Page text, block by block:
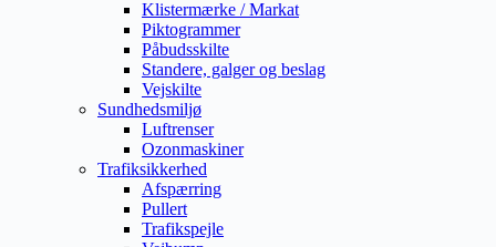
Klistermærke / Markat
Piktogrammer
Påbudsskilte
Standere, galger og beslag
Vejskilte
Sundhedsmiljø
Luftrenser
Ozonmaskiner
Trafiksikkerhed
Afspærring
Pullert
Trafikspejle